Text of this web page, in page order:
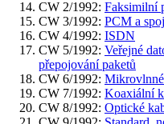
CW 2/1992: Faksimilní
CW 3/1992: PCM a
CW 4/1992: ISDN
CW 5/1992: Veřejné
přepojování paketů
CW 6/1992:
CW 7/1992: Koaxiální
CW 8/1992: Optické